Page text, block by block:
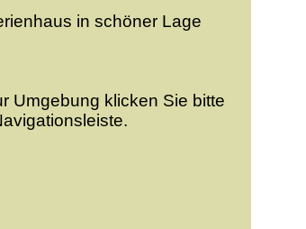
in schöner Lage
Umgebung klicken Sie bitte